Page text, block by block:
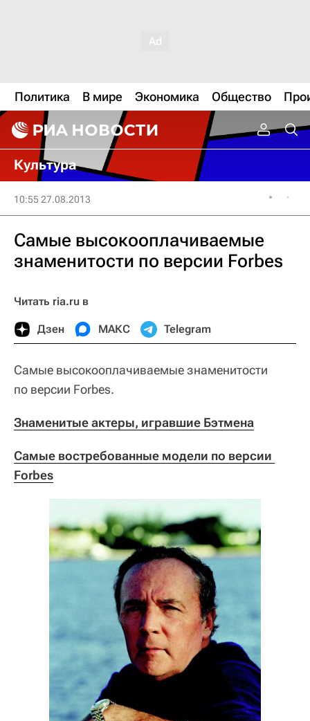
Политика В мире Экономика Общество
Культура
10:55 27.08.2013
Самые высокооплачиваемые
знаменитости по версии Forbes
Читать ria.ru в
Дзен МАКС Telegram
Самые высокооплачиваемые знаменитости
по версии Forbes.
Знаменитые актеры, игравшие Бэтмена
Самые востребованные модели по версии
Forbes